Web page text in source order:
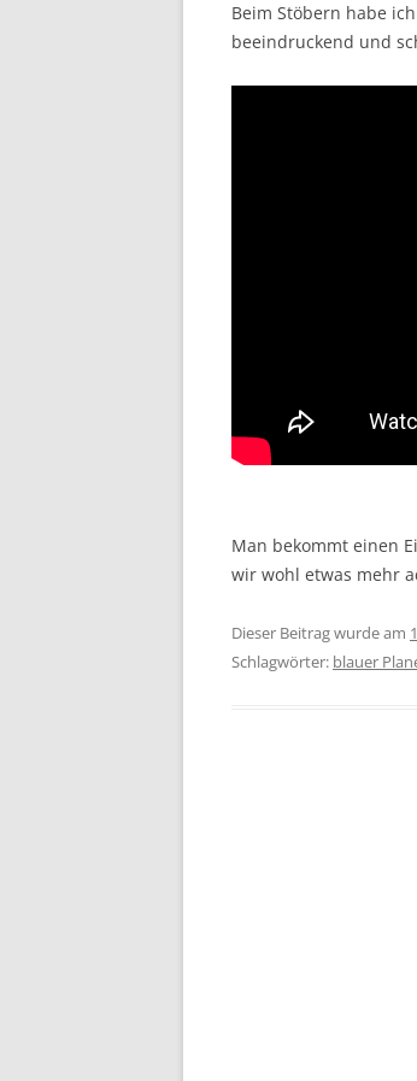
Beim Stöbern habe
beeindruckend und
Man bekommt einen
wir wohl etwas mehr
Dieser Beitrag wurde am
Schlagwörter: blauer